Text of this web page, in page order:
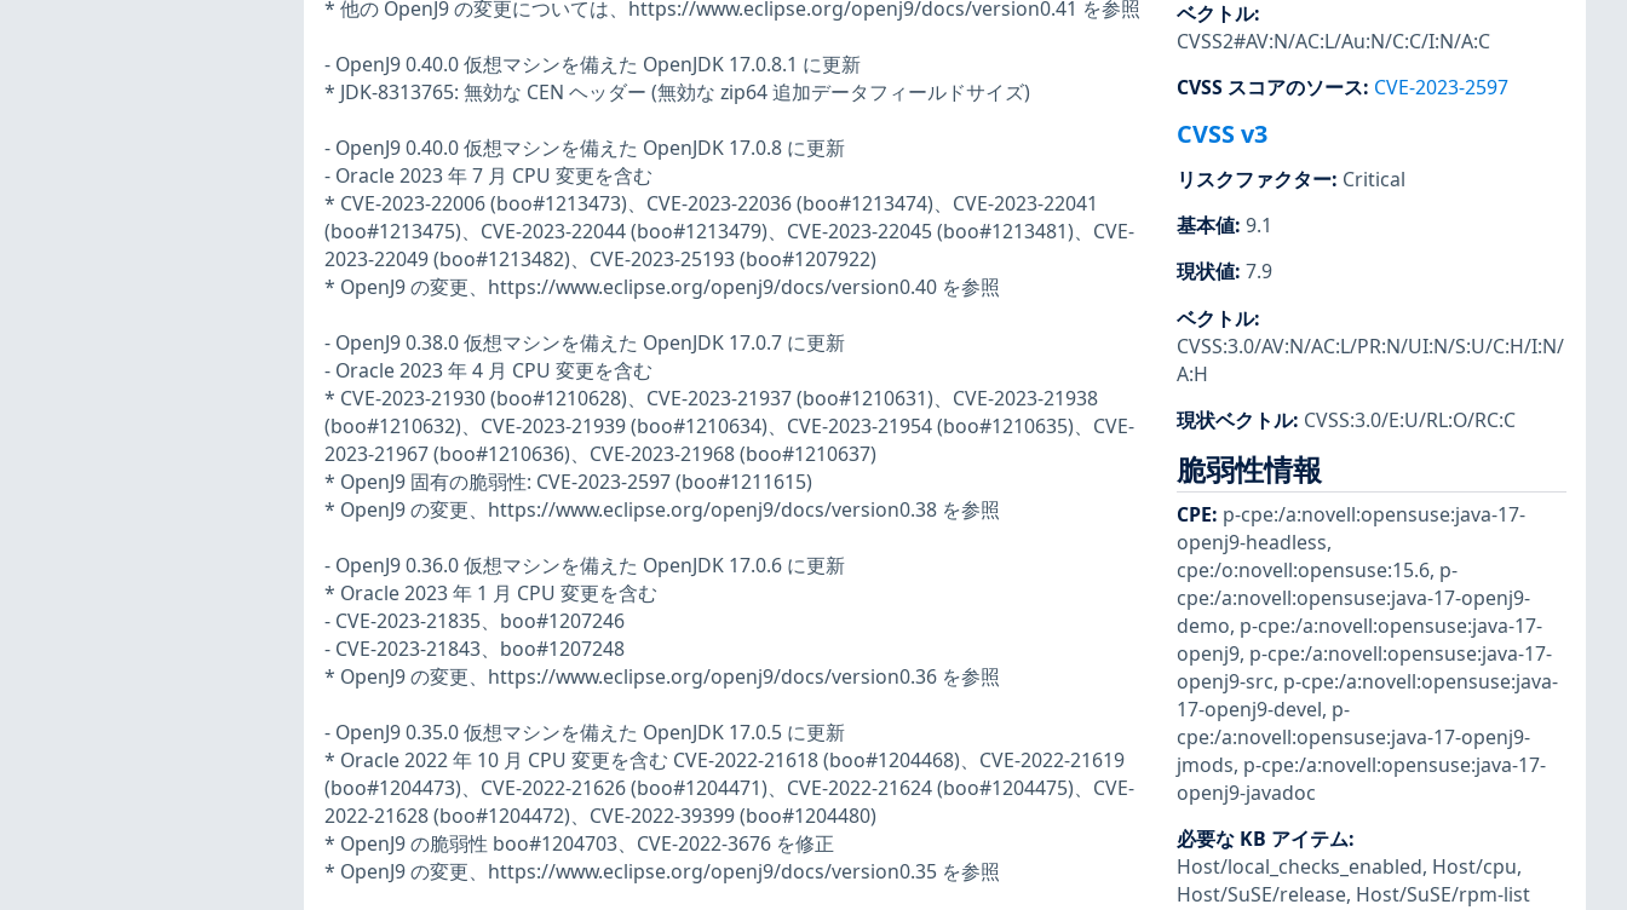
* 他の OpenJ9 の変更については、https://www.eclipse.org/openj9/docs/version0.41 を参照
- OpenJ9 0.40.0 仮想マシンを備えた OpenJDK 17.0.8.1 に更新
* JDK-8313765: 無効な CEN ヘッダー (無効な zip64 追加データフィールドサイズ)
- OpenJ9 0.40.0 仮想マシンを備えた OpenJDK 17.0.8 に更新
- Oracle 2023 年 7 月 CPU 変更を含む
* CVE-2023-22006 (boo#1213473)、CVE-2023-22036 (boo#1213474)、CVE-2023-22041
(boo#1213475)、CVE-2023-22044 (boo#1213479)、CVE-2023-22045 (boo#1213481)、CVE-
2023-22049 (boo#1213482)、CVE-2023-25193 (boo#1207922)
* OpenJ9 の変更、https://www.eclipse.org/openj9/docs/version0.40 を参照
- OpenJ9 0.38.0 仮想マシンを備えた OpenJDK 17.0.7 に更新
- Oracle 2023 年 4 月 CPU 変更を含む
* CVE-2023-21930 (boo#1210628)、CVE-2023-21937 (boo#1210631)、CVE-2023-21938
(boo#1210632)、CVE-2023-21939 (boo#1210634)、CVE-2023-21954 (boo#1210635)、CVE-
2023-21967 (boo#1210636)、CVE-2023-21968 (boo#1210637)
* OpenJ9 固有の脆弱性: CVE-2023-2597 (boo#1211615)
* OpenJ9 の変更、https://www.eclipse.org/openj9/docs/version0.38 を参照
- OpenJ9 0.36.0 仮想マシンを備えた OpenJDK 17.0.6 に更新
* Oracle 2023 年 1 月 CPU 変更を含む
- CVE-2023-21835、boo#1207246
- CVE-2023-21843、boo#1207248
* OpenJ9 の変更、https://www.eclipse.org/openj9/docs/version0.36 を参照
- OpenJ9 0.35.0 仮想マシンを備えた OpenJDK 17.0.5 に更新
* Oracle 2022 年 10 月 CPU 変更を含む CVE-2022-21618 (boo#1204468)、CVE-2022-21619
(boo#1204473)、CVE-2022-21626 (boo#1204471)、CVE-2022-21624 (boo#1204475)、CVE-
2022-21628 (boo#1204472)、CVE-2022-39399 (boo#1204480)
* OpenJ9 の脆弱性 boo#1204703、CVE-2022-3676 を修正
* OpenJ9 の変更、https://www.eclipse.org/openj9/docs/version0.35 を参照
ベクトル:
CVSS2#AV:N/AC:L/Au:N/C:C/I:N/A:C
CVSS スコアのソース: CVE-2023-2597
CVSS v3
リスクファクター: Critical
基本値: 9.1
現状値: 7.9
ベクトル:
CVSS:3.0/AV:N/AC:L/PR:N/UI:N/S:U/C:H/I:N/
A:H
現状ベクトル: CVSS:3.0/E:U/RL:O/RC:C
脆弱性情報
CPE: p-cpe:/a:novell:opensuse:java-17-
openj9-headless,
cpe:/o:novell:opensuse:15.6, p-
cpe:/a:novell:opensuse:java-17-openj9-
demo, p-cpe:/a:novell:opensuse:java-17-
openj9, p-cpe:/a:novell:opensuse:java-17-
openj9-src, p-cpe:/a:novell:opensuse:java-
17-openj9-devel, p-
cpe:/a:novell:opensuse:java-17-openj9-
jmods, p-cpe:/a:novell:opensuse:java-17-
openj9-javadoc
必要な KB アイテム:
Host/local_checks_enabled, Host/cpu,
Host/SuSE/release, Host/SuSE/rpm-list